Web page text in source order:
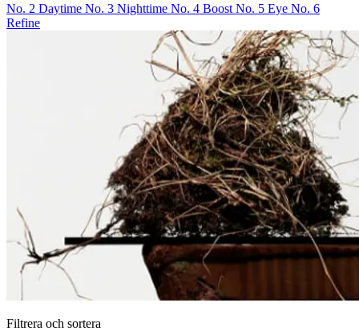
No. 2 Daytime No. 3 Nighttime No. 4 Boost No. 5 Eye No. 6
Refine
Filtrera och sortera